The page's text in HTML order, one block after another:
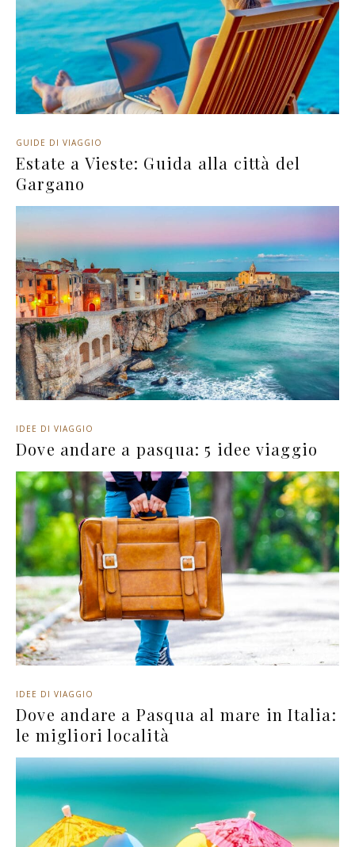
GUIDE DI VIAGGIO
Estate a Vieste: Guida alla città del
Gargano
IDEE DI VIAGGIO
Dove andare a pasqua: 5 idee viaggio
IDEE DI VIAGGIO
Dove andare a Pasqua al mare in Italia:
le migliori località